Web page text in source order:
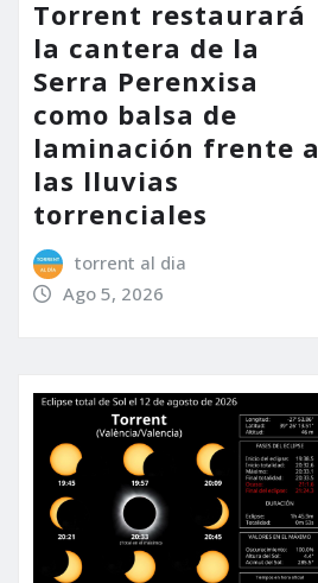
Torrent restaurará
la cantera de la
Serra Perenxisa
como balsa de
laminación frente a
las lluvias
torrenciales
torrent al dia
Ago 5, 2026